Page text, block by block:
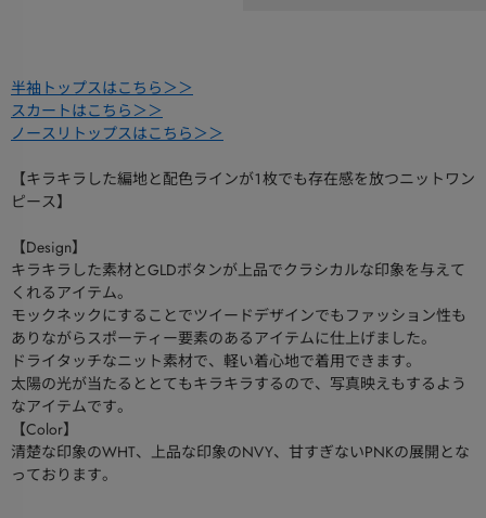
半袖トップスはこちら＞＞
スカートはこちら＞＞
ノースリトップスはこちら＞＞
【キラキラした編地と配色ラインが１枚でも存在感を放つニットワン
ピース】
【Design】
キラキラした素材とGLDボタンが上品でクラシカルな印象を与えて
くれるアイテム。
モックネックにすることでツイードデザインでもファッション性も
ありながらスポーティー要素のあるアイテムに仕上げました。
ドライタッチなニット素材で、軽い着心地で着用できます。
太陽の光が当たるととてもキラキラするので、写真映えもするよう
なアイテムです。
【Color】
清楚な印象のWHT、上品な印象のNVY、甘すぎないPNKの展開とな
っております。